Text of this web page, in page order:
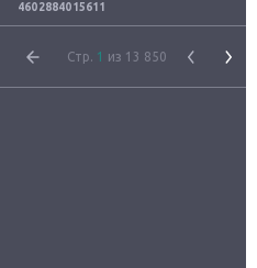
4602884015611
Стр. 1 из 13 850